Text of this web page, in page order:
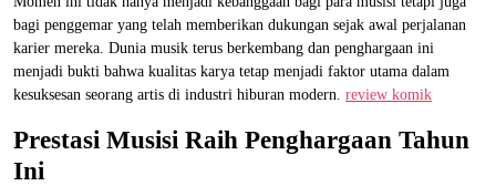
bagi penggemar yang telah memberikan dukungan sejak awal perjalanan
karier mereka. Dunia musik terus berkembang dan penghargaan ini
menjadi bukti bahwa kualitas karya tetap menjadi faktor utama dalam
kesuksesan seorang artis di industri hiburan modern. review komik
Prestasi Musisi Raih Penghargaan Tahun
Ini